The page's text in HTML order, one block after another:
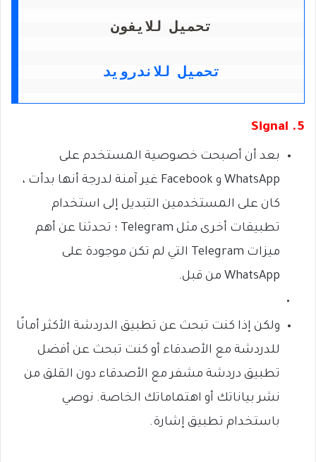
تحميل للايفون
تحميل للاندرويد
5. Signal
بعد أن أصبحت خصوصية المستخدم على
WhatsApp و Facebook غير آمنة لدرجة أنها بدأت ،
كان على المستخدمين التبديل إلى استخدام
تطبيقات أخرى مثل Telegram ؛ تحدثنا عن أهم
ميزات Telegram التي لم تكن موجودة على
WhatsApp من قبل.
ولكن إذا كنت تبحث عن تطبيق الدردشة الأكثر أمانًا
للدردشة مع الأصدقاء أو كنت تبحث عن أفضل
تطبيق دردشة مشفر مع الأصدقاء دون القلق من
نشر بياناتك أو اهتماماتك الخاصة. نوصي
باستخدام تطبيق إشارة.